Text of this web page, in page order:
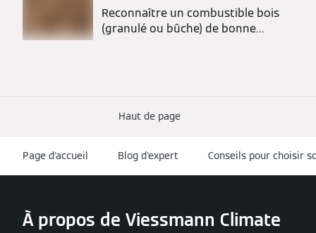
Reconnaître un combustible bois
(granulé ou bûche) de bonne
Haut de page
Page d'accueil Blog d'expert Conseils pour choisir
À propos de Viessmann Climate